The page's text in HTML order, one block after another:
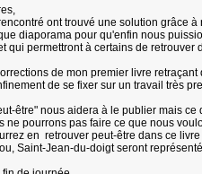
ont trouvé une solution grâce
diaporama pour qu'enfin nous
qui permettront à certains de retrouver
de mon premier livre
de se fixer sur un travail très
être" nous aidera à le publier mais
ne pourrons pas faire ce que nous
en retrouver peut-être dans ce
Saint-Jean-du-doigt seront